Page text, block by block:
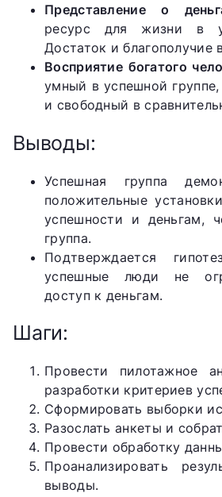
Представление о
ресурс для жизни в
Достаток и благополучие
Восприятие богатого
умный в успешной
и свободный в
Выводы:
Успешная группа
положительные
успешности и деньгам,
группа.
Подтверждается
успешные люди не
доступ к деньгам.
Шаги:
Провести пилотажное
разработки критериев
Сформировать выборки
Разослать анкеты и
Провести обработку
Проанализировать
выводы.